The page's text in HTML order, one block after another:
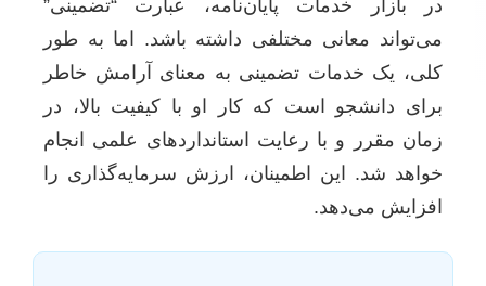
در بازار خدمات پایان‌نامه، عبارت “تضمینی”
می‌تواند معانی مختلفی داشته باشد. اما به طور
کلی، یک خدمات تضمینی به معنای آرامش خاطر
برای دانشجو است که کار او با کیفیت بالا، در
زمان مقرر و با رعایت استانداردهای علمی انجام
خواهد شد. این اطمینان، ارزش سرمایه‌گذاری را
افزایش می‌دهد.